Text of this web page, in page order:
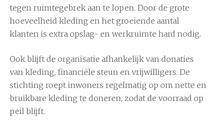
tegen ruimtegebrek aan te lopen. Door de grote
hoeveelheid kleding en het groeiende aantal
klanten is extra opslag- en werkruimte hard nodig.
Ook blijft de organisatie afhankelijk van donaties
van kleding, financiële steun en vrijwilligers. De
stichting roept inwoners regelmatig op om nette en
bruikbare kleding te doneren, zodat de voorraad op
peil blijft.